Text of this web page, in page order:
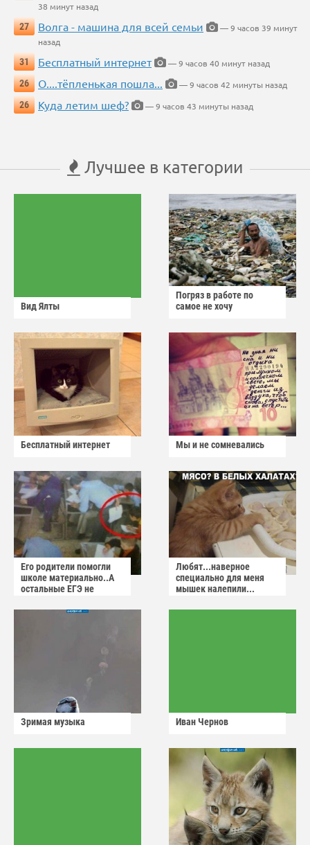
38 минут назад
27
Волга - машина для всей семьи
— 9 часов 39 минут
назад
31
Бесплатный интернет
— 9 часов 40 минут назад
26
О....тёпленькая пошла...
— 9 часов 42 минуты назад
26
Куда летим шеф? — 9 часов 43 минуты назад
Лучшее в категории
Вид Ялты
Погряз в работе по
самое не хочу
Бесплатный интернет Мы и не сомневались
Его родители помогли
школе материально..А
остальные ЕГЭ не
Любят...наверное
специально для меня
мышек налепили...
Зримая музыка Иван Чернов